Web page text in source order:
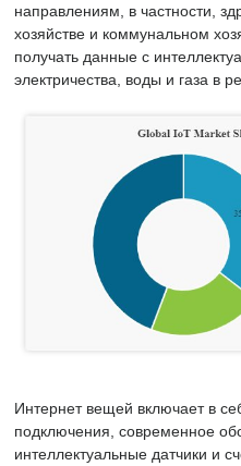
направлениям, в частности,
хозяйстве и коммунальном
получать данные с
электричества, воды и газа в
Интернет вещей включает в
подключения, современное
интеллектуальные датчики и